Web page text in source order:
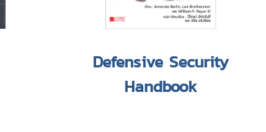
Defensive Security
Handbook